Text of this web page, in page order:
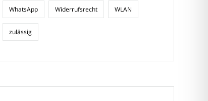
WhatsApp Widerrufsrecht WLAN
zulässig